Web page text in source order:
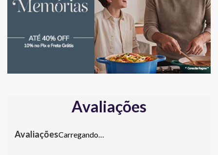
Avaliações
Carregando…